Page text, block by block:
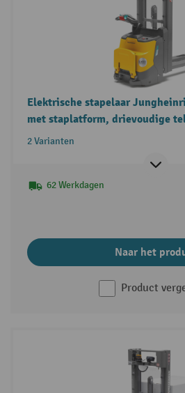
Elektrische stapelaar
met staplatform, drievoudige
draagvermogen 1.200 kg
2 Varianten
62 Werkdagen
Naar het
Product